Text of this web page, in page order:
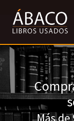
Más